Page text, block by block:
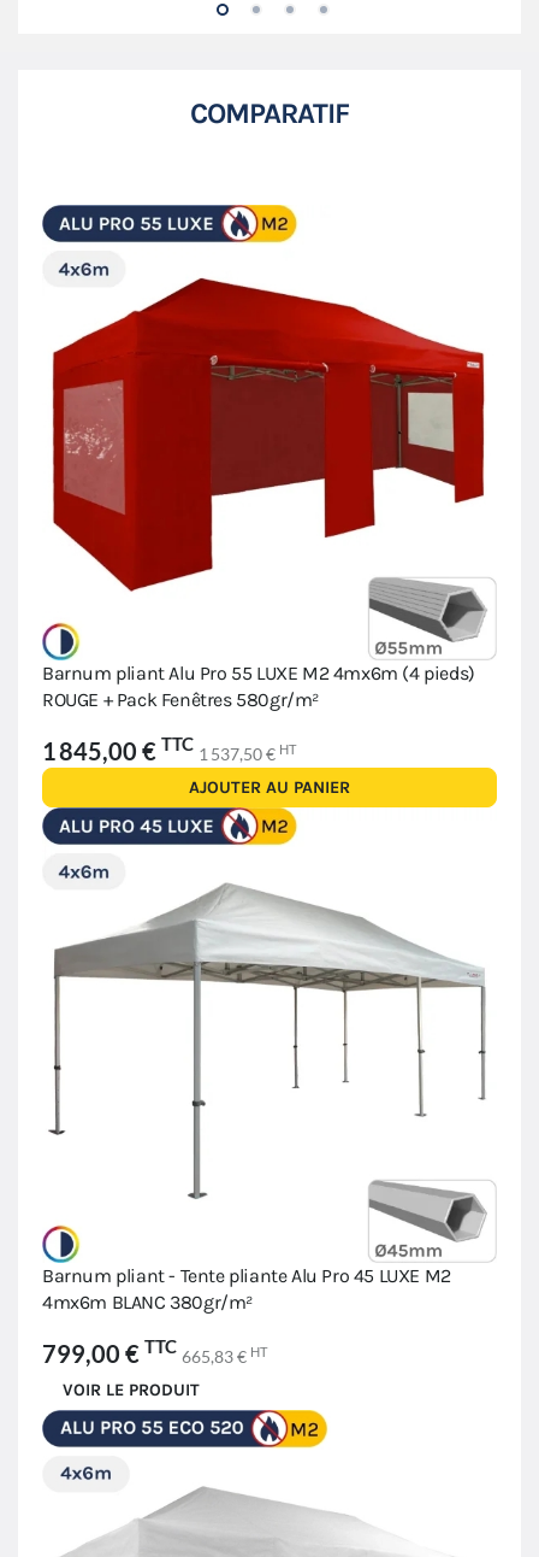
COMPARATIF
Barnum pliant Alu Pro 55 LUXE M2 4mx6m (4 pieds)
ROUGE + Pack Fenêtres 580gr/m²
1 845,00 € TTC 1 537,50 € HT
AJOUTER AU PANIER
Barnum pliant - Tente pliante Alu Pro 45 LUXE M2
4mx6m BLANC 380gr/m²
799,00 € TTC 665,83 € HT
VOIR LE PRODUIT